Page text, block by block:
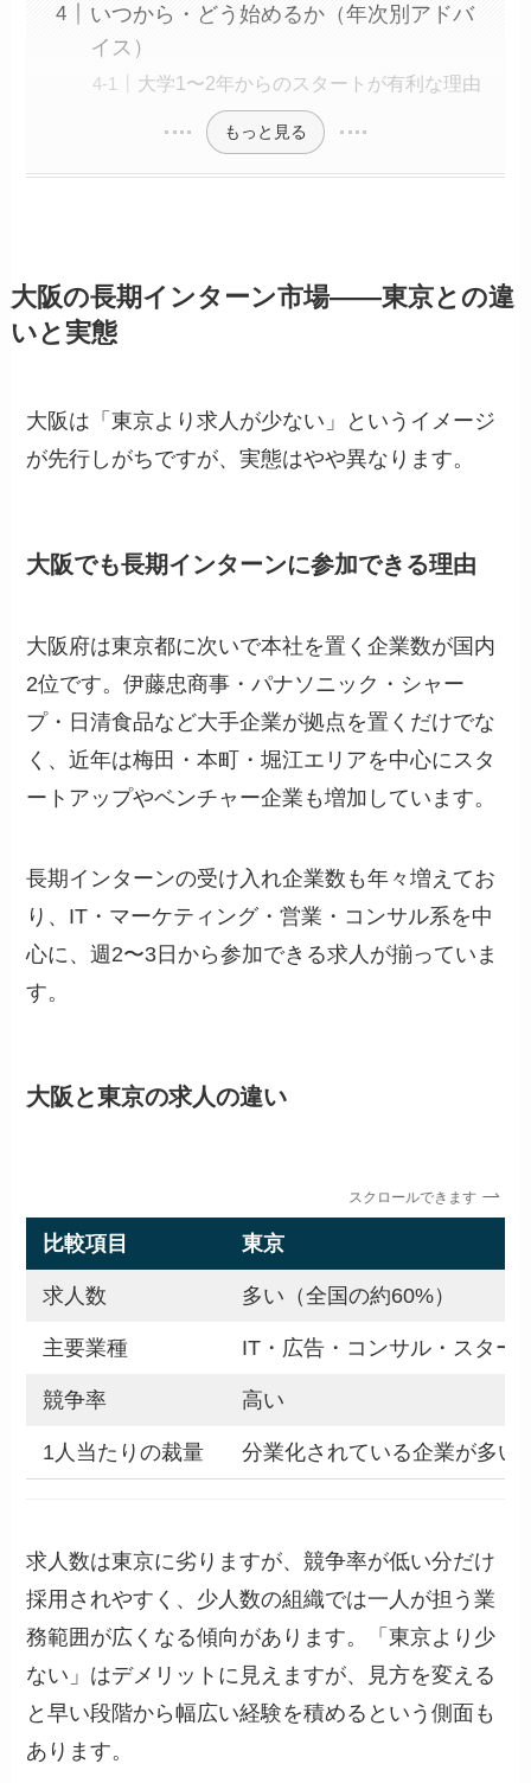
いつから・どう始めるか（年次別アドバ
イス）
大学1〜2年からのスタートが有利な理由
もっと見る
大阪の長期インターン市場——東京との違
いと実態
大阪は「東京より求人が少ない」というイメージ
が先行しがちですが、実態はやや異なります。
大阪でも長期インターンに参加できる理由
大阪府は東京都に次いで本社を置く企業数が国内
2位です。伊藤忠商事・パナソニック・シャー
プ・日清食品など大手企業が拠点を置くだけでな
く、近年は梅田・本町・堀江エリアを中心にスタ
ートアップやベンチャー企業も増加しています。
長期インターンの受け入れ企業数も年々増えてお
り、IT・マーケティング・営業・コンサル系を中
心に、週2〜3日から参加できる求人が揃っていま
す。
大阪と東京の求人の違い
スクロールできます
比較項目 東京
求人数 多い（全国の約60%）
主要業種 IT・広告・コンサル・スター
競争率 高い
1人当たりの裁量 分業化されている企業が多い
求人数は東京に劣りますが、競争率が低い分だけ
採用されやすく、少人数の組織では一人が担う業
務範囲が広くなる傾向があります。「東京より少
ない」はデメリットに見えますが、見方を変える
と早い段階から幅広い経験を積めるという側面も
あります。